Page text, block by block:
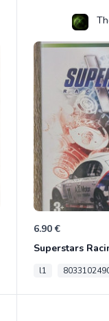
6.90 €
Superstars
l1